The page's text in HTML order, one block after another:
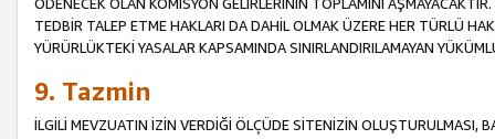
ÖDENECEK OLAN KOMİSYON GELİRLERİNİN TOPLAMINI
TEDBİR TALEP ETME HAKLARI DA DAHİL OLMAK ÜZERE HER TÜRLÜ
YÜRÜRLÜKTEKİ YASALAR KAPSAMINDA SINIRLANDIRILAMAYAN
9. Tazmin
İLGİLİ MEVZUATIN İZİN VERDİĞİ ÖLÇÜDE SİTENİZİN OLUŞTURULMASI,